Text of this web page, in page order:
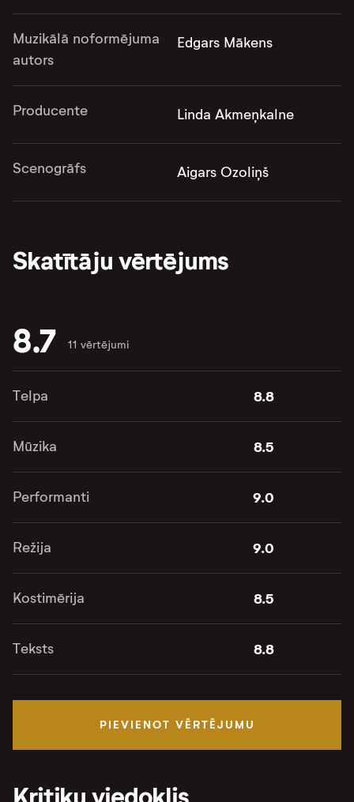
Muzikālā noformējuma
autors
Edgars Mākens
Producente Linda Akmeņkalne
Scenogrāfs Aigars Ozoliņš
Skatītāju vērtējums
8.7 11 vērtējumi
Telpa 8.8
Mūzika 8.5
Performanti 9.0
Režija 9.0
Kostimērija 8.5
Teksts 8.8
PIEVIENOT VĒRTĒJUMU